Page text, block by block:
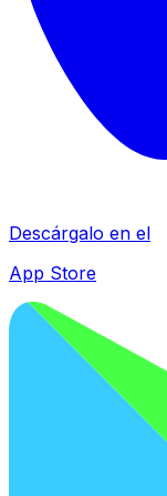
Descárgalo en el
App Store